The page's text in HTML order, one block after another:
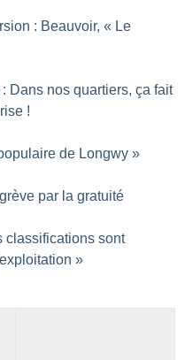
: Beauvoir, « Le
Dans nos quartiers, ça fait
!
de Longwy »
par la gratuité
classifications sont
»